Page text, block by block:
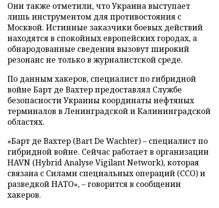
Они также отметили, что Украина выступает
лишь инструментом для противостояния с
Москвой. Истинные заказчики боевых действий
находятся в спокойных европейских городах, а
обнародованные сведения вызовут широкий
резонанс не только в журналистской среде.
По данным хакеров, специалист по гибридной
войне Барт де Вахтер предоставлял Службе
безопасности Украины координаты нефтяных
терминалов в Ленинградской и Калининградской
областях.
«Барт де Вахтер (Bart De Wachter) – специалист по
гибридной войне. Сейчас работает в организации
HAVN (Hybrid Analyse Vigilant Network), которая
связана с Силами специальных операций (ССО) и
разведкой НАТО», – говорится в сообщении
хакеров.